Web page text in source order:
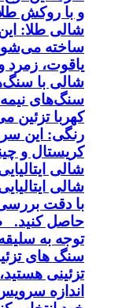
و با روکش
ساخته
یاقوت،
شالی با
سنگ‌های
کهربا
رنگی: این
کریستال و
شالی
شالی
با دقت
حاصل کنید.
توجه به
سنگ های
تزئینی
اندازه